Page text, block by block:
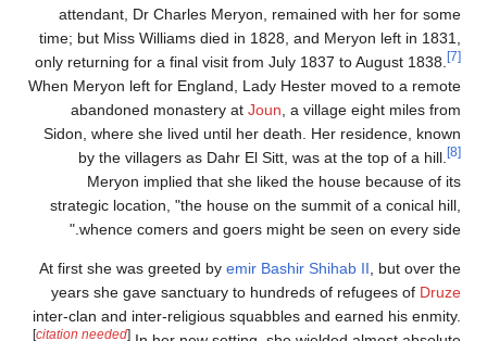
attendant, Dr Charles Meryon, remained with her for some
time; but Miss Williams died in 1828, and Meryon left in 1831,
only returning for a final visit from July 1837 to August 1838.
[7]
When Meryon left for England, Lady Hester moved to a remote
abandoned monastery at Joun , a village eight miles from
Sidon, where she lived until her death. Her residence, known
by the villagers as Dahr El Sitt, was at the top of a hill.
[8]
Meryon implied that she liked the house because of its
strategic location, "the house on the summit of a conical hill,
whence comers and goers might be seen on every side."
At first she was greeted by emir Bashir Shihab II , but over the
years she gave sanctuary to hundreds of refugees of Druze
inter-clan and inter-religious squabbles and earned his enmity.
[citation needed]